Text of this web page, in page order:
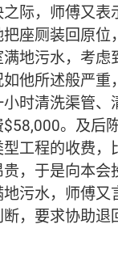
际，师傅又表
座厕装回原位
地污水，考虑
他所述般严重
时清洗渠管、
。及后
工程的收费，
，于是向本会
污水，师傅又
，要求协助退